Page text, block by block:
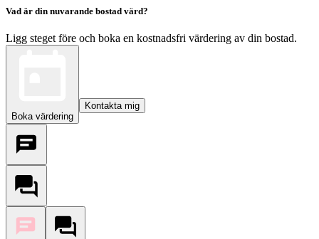
Vad är din nuvarande bostad värd?
Ligg steget före och boka en kostnadsfri värdering av din bostad.
Boka värdering
Kontakta mig